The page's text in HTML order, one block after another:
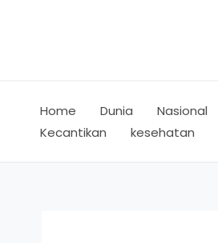
Home Dunia Nasional
Kecantikan
kesehatan